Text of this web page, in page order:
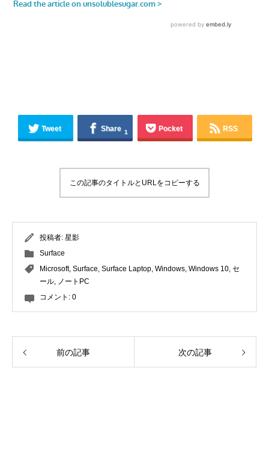
Tweet Share 1 Pocket RSS
この記事のタイトルとURLをコピーする
投稿者: 星影
Surface
Microsoft, Surface, Surface Laptop, Windows, Windows 10, セ
ール, ノートPC
コメント: 0
前の記事 次の記事